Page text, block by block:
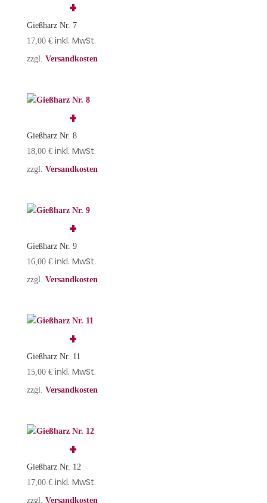
Gießharz Nr. 7
17,00 € inkl. MwSt.
zzgl. Versandkosten
Gießharz Nr. 8
18,00 € inkl. MwSt.
zzgl. Versandkosten
Gießharz Nr. 9
16,00 € inkl. MwSt.
zzgl. Versandkosten
Gießharz Nr. 11
15,00 € inkl. MwSt.
zzgl. Versandkosten
Gießharz Nr. 12
17,00 € inkl. MwSt.
zzgl. Versandkosten